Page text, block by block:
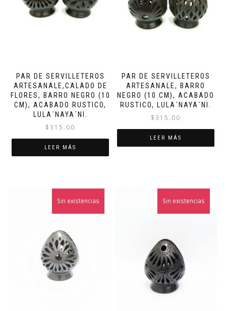
PAR DE SERVILLETEROS
ARTESANALE,CALADO DE
FLORES, BARRO NEGRO (10
CM), ACABADO RUSTICO,
LULA´NAYA´NI.
$315.00
LEER MÁS
PAR DE SERVILLETEROS
ARTESANALE, BARRO
NEGRO (10 CM), ACABADO
RUSTICO, LULA´NAYA´NI.
$315.00
LEER MÁS
Sin existencias Sin existencias